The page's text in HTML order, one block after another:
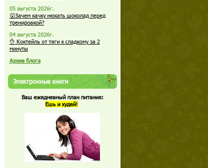
05 августа 2026г.
😮Зачем качку нюхать шоколад перед
тренировкой?
04 августа 2026г.
👌 Коктейль от тяги к сладкому за 2
минуты
Архив блога
Электронные книги
Ваш ежедневный план питания:
Ешь и худей!